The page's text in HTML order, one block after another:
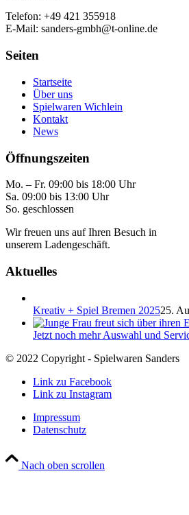
Telefon: +49 421 355918
E-Mail: sanders-gmbh@t-online.de
Seiten
Startseite
Über uns
Spielwaren Wichlein
Kontakt
News
Öffnungszeiten
Mo. – Fr. 09:00 bis 18:00 Uhr
Sa. 09:00 bis 13:00 Uhr
So. geschlossen
Wir freuen uns auf Ihren Besuch in
unserem Ladengeschäft.
Aktuelles
Kreativ + Spiel Bremen 202525.
Jetzt noch mehr Auswahl und
© 2022 Copyright - Spielwaren Sanders
Link zu Facebook
Link zu Instagram
Impressum
Datenschutz
Nach oben scrollen